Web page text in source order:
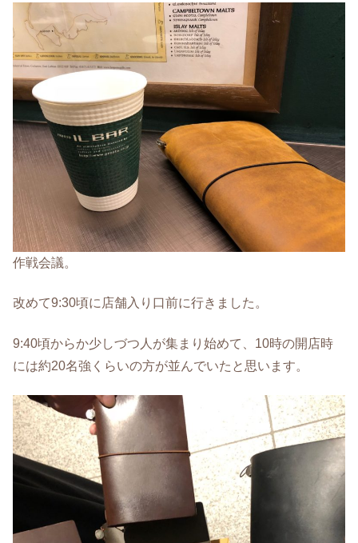
作戦会議。
改めて9:30頃に店舗入り口前に行きました。
9:40頃からか少しづつ人が集まり始めて、10時の開店時
には約20名強くらいの方が並んでいたと思います。